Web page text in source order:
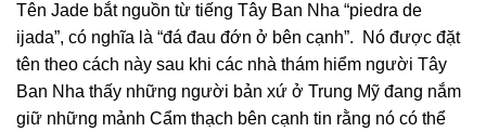
Tên Jade bắt nguồn từ tiếng Tây Ban Nha “piedra de
ijada”, có nghĩa là “đá đau đớn ở bên cạnh”.
Nó được đặt
tên theo cách này sau khi các nhà thám hiểm người Tây
Ban Nha thấy những người bản xứ ở Trung Mỹ đang nắm
giữ những mảnh Cẩm thạch bên cạnh tin rằng nó có thể